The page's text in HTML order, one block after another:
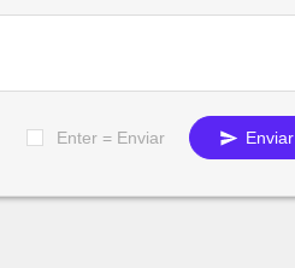
Enter = Enviar Enviar